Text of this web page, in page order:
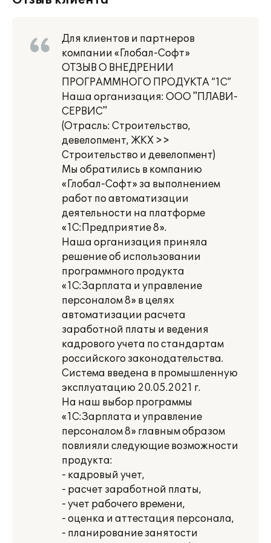
Для клиентов и партнеров
компании «Глобал-Софт»
ОТЗЫВ О ВНЕДРЕНИИ
ПРОГРАММНОГО ПРОДУКТА “1С”
Наша организация: ООО "ПЛАВИ-
СЕРВИС"
(Отрасль: Строительство,
девелопмент, ЖКХ >>
Строительство и девелопмент)
Мы обратились в компанию
«Глобал-Софт» за выполнением
работ по автоматизации
деятельности на платформе
«1С:Предприятие 8».
Наша организация приняла
решение об использовании
программного продукта
«1С:Зарплата и управление
персоналом 8» в целях
автоматизации расчета
заработной платы и ведения
кадрового учета по стандартам
российского законодательства.
Система введена в промышленную
эксплуатацию 20.05.2021 г.
На наш выбор программы
«1С:Зарплата и управление
персоналом 8» главным образом
повлияли следующие возможности
продукта:
- кадровый учет,
- расчет заработной платы,
- учет рабочего времени,
- оценка и аттестация персонала,
- планирование занятости